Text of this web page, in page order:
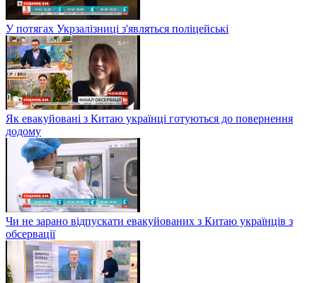
У потягах Укрзалізниці з'являться поліцейські
Як евакуйовані з Китаю українці готуються до повернення
додому
Чи не зарано відпускати евакуйованих з Китаю українців з
обсервації